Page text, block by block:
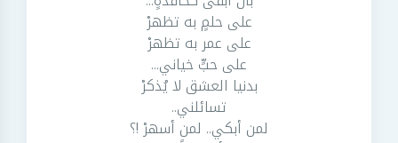
على حلمٍ به تظهرْ
على عمر به تظهرْ
على حبٍّ خياني...
بدنيا العشق لا يُذكرْ
تسائلني..
لمن أبكي.. لمن أسهرْ !؟